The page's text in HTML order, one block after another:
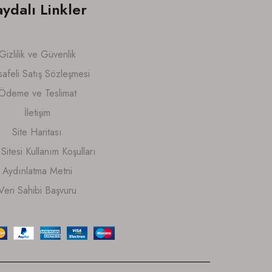
Linkler
ve Güvenlik
Satış Sözleşmesi
ve Teslimat
İletişim
Site Haritası
Kullanım Koşulları
Aydınlatma Metni
Sahibi Başvuru